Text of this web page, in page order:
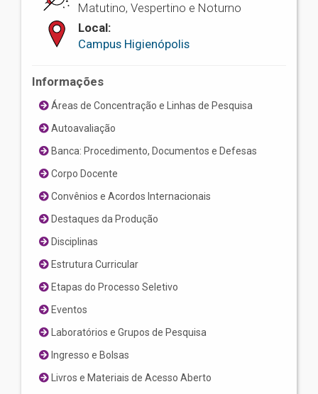
Matutino, Vespertino e Noturno
Local:
Campus Higienópolis
Informações
Áreas de Concentração e Linhas de Pesquisa
Autoavaliação
Banca: Procedimento, Documentos e Defesas
Corpo Docente
Convênios e Acordos Internacionais
Destaques da Produção
Disciplinas
Estrutura Curricular
Etapas do Processo Seletivo
Eventos
Laboratórios e Grupos de Pesquisa
Ingresso e Bolsas
Livros e Materiais de Acesso Aberto